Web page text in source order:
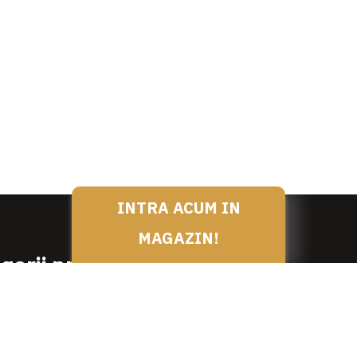
produse
INTRA ACUM IN
MAGAZIN!